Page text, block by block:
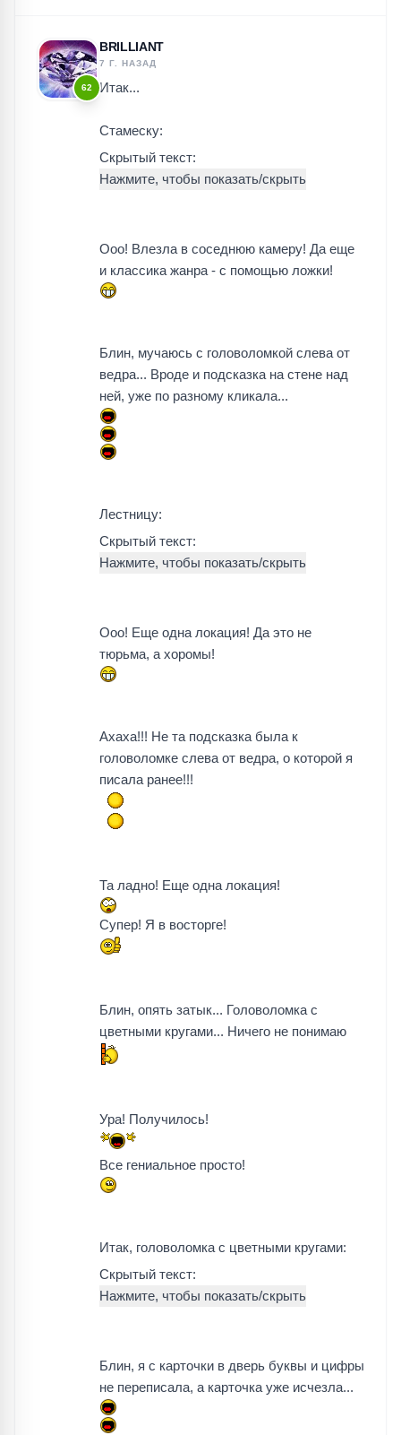
62
BRILLIANT
7 Г. НАЗАД
Итак...
Стамеску:
Скрытый текст:
Ооо! Влезла в соседнюю камеру! Да еще
и классика жанра - с помощью ложки!
Блин, мучаюсь с головоломкой слева от
ведра... Вроде и подсказка на стене над
ней, уже по разному кликала...
Лестницу:
Скрытый текст:
Ооо! Еще одна локация! Да это не
тюрьма, а хоромы!
Ахаха!!! Не та подсказка была к
головоломке слева от ведра, о которой я
писала ранее!!!
Та ладно! Еще одна локация!
Супер! Я в восторге!
Блин, опять затык... Головоломка с
цветными кругами... Ничего не понимаю
Ура! Получилось!
Все гениальное просто!
Итак, головоломка с цветными кругами:
Скрытый текст:
Блин, я с карточки в дверь буквы и цифры
не переписала, а карточка уже исчезла...